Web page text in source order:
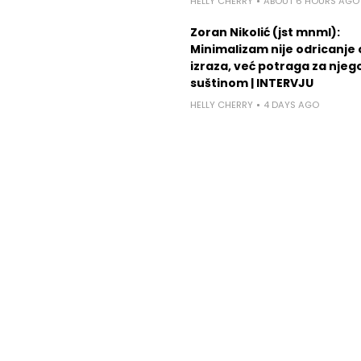
Zoran Nikolić (jst mnml):
Minimalizam nije odricanje
izraza, već potraga za
suštinom | INTERVJU
HELLY CHERRY 4 DAYS AGO